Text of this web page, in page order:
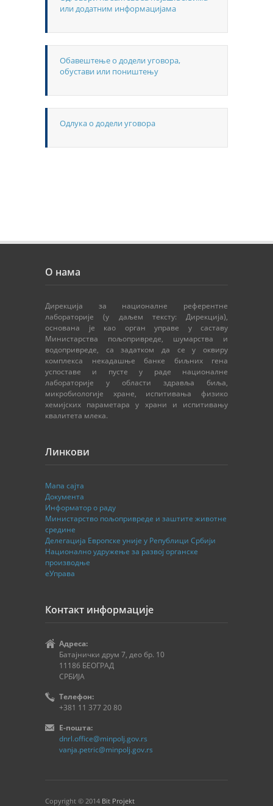
или додатним информацијама
Обавештење о додели уговора,
обустави или поништењу
Одлука о додели уговора
О нама
Дирекција за националне референтне
лабораторије (у даљем тексту: Дирекција),
основана је као орган управе у саставу
Министарства пољопривреде, шумарства и
водопривреде, са задатком да се у оквиру
комплекса некадашње банке биљних гена
успоставе и пусте у раде националне
лабораторије у области здравља биља,
микробиологије хране, испитивања физико
хемијских параметара у храни и испитивању
квалитета млека.
Линкови
Мапа сајта
Документа
Информатор о раду
Министарство пољопривреде и заштите животне
средине
Делегација Европске уније у Републици Србији
Национално удружење за развој органске
производње
еУправа
Контакт информације
Адреса:
Батајнички друм 7, део бр. 10
11186 БЕОГРАД
СРБИЈА
Телефон:
+381 11 377 20 80
E-пошта:
dnrl.office@minpolj.gov.rs
vanja.petric@minpolj.gov.rs
Copyright © 2014 Bit Projekt